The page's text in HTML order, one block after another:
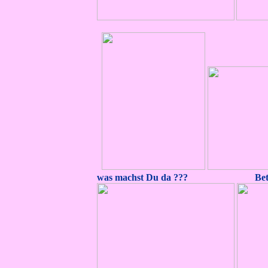
was machst Du da ???